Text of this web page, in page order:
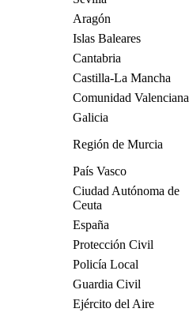
Aragón
Islas Baleares
Cantabria
Castilla-La Mancha
Comunidad Valenciana
Galicia
Región de Murcia
País Vasco
Ciudad Autónoma de
Ceuta
España
Protección Civil
Policía Local
Guardia Civil
Ejército del Aire